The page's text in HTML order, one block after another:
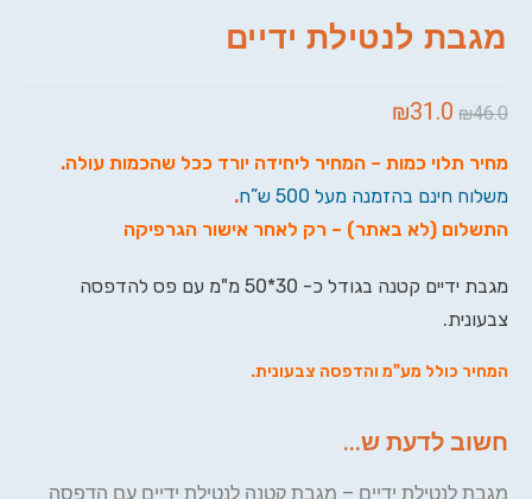
מגבת לנטילת ידיים
₪46.0
₪31.0
מחיר תלוי כמות – המחיר ליחידה יורד ככל שהכמות עולה.
משלוח חינם בהזמנה מעל 500 ש”ח
.
התשלום (לא באתר) – רק לאחר אישור הגרפיקה
מגבת ידיים קטנה בגודל כ- 30*50 מ"מ עם פס להדפסה
צבעונית.
המחיר כולל מע"מ והדפסה צבעונית.
חשוב לדעת ש...
מגבת לנטילת ידיים – מגבת קטנה לנטילת ידיים עם הדפסה